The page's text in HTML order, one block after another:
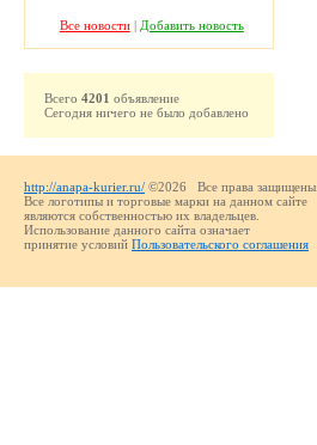
Все новости| Добавить новость
Всего 4201 объявление
Сегодня ничего не было добавлено
http://anapa-kurier.ru/ ©2026 Все права защищены.
Все логотипы и торговые марки на данном сайте
являются собственностью их владельцев.
Использование данного сайта означает
принятие условий Пользовательского соглашения